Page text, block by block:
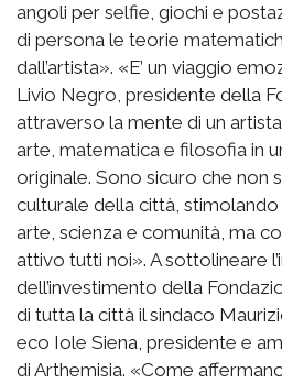
angoli per selfie, giochi e
di persona le teorie
dall’artista». «E’ un viaggio
Livio Negro, presidente della
attraverso la mente di un
arte, matematica e filosofia in
originale. Sono sicuro che non
culturale della città,
arte, scienza e comunità, ma
attivo tutti noi». A sottolineare
dell’investimento della
di tutta la città il sindaco
eco Iole Siena, presidente e
di Arthemisia. «Come